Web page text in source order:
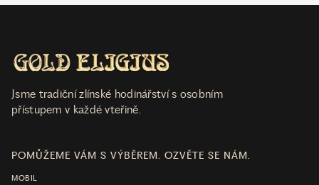
Jsme tradiční zlínské hodinářství s osobním
přístupem v každé vteřině.
POMŮŽEME VÁM S VÝBĚREM. OZVĚTE SE NÁM.
MOBIL